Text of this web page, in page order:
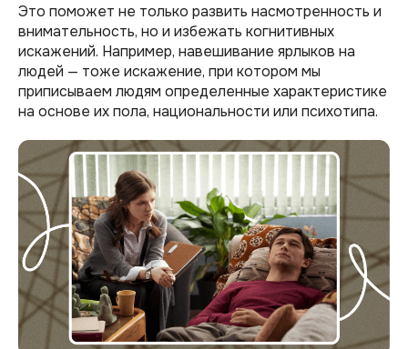
Это поможет не только развить насмотренность и
внимательность, но и избежать когнитивных
искажений. Например, навешивание ярлыков на
людей — тоже искажение, при котором мы
приписываем людям определенные характеристике
на основе их пола, национальности или психотипа.